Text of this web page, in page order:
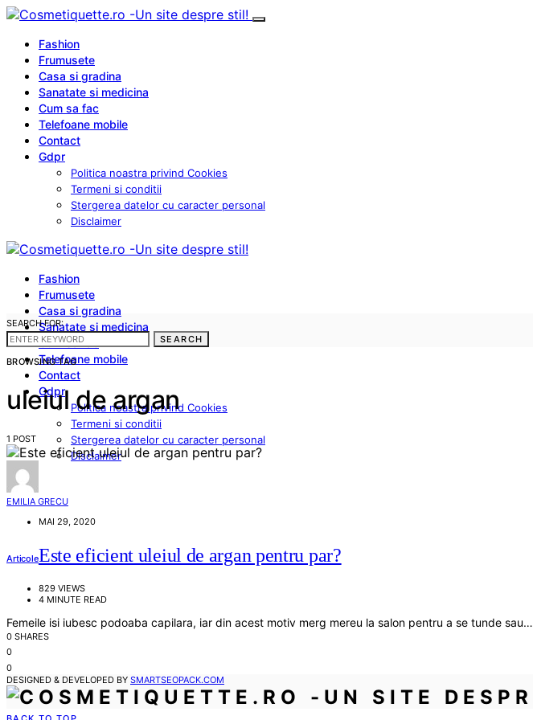
Fashion
Frumusete
Casa si gradina
Sanatate si medicina
Cum sa fac
Telefoane mobile
Contact
Gdpr
Politica noastra privind Cookies
Termeni si conditii
Stergerea datelor cu caracter personal
Disclaimer
Fashion
Frumusete
Casa si gradina
Sanatate si medicina
Cum sa fac
Telefoane mobile
Contact
Gdpr
Politica noastra privind Cookies
Termeni si conditii
Stergerea datelor cu caracter personal
Disclaimer
SEARCH FOR:
SEARCH
BROWSING TAG
uleiul de argan
1 POST
EMILIA GRECU
MAI 29, 2020
ArticoleEste eficient uleiul de argan pentru par?
829 VIEWS
4 MINUTE READ
Femeile isi iubesc podoaba capilara, iar din acest motiv merg mereu la salon pentru a se tunde sau…
0 SHARES
0
0
DESIGNED & DEVELOPED BY SMARTSEOPACK.COM